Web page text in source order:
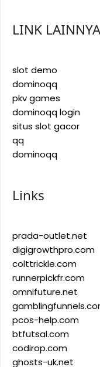
LINK LAINNYA
slot demo
dominoqq
pkv games
dominoqq login
situs slot gacor
qq
dominoqq
Links
prada-outlet.net
digigrowthpro.com
colttrickle.com
runnerpickfr.com
omnifuture.net
pcos-help.com
btfutsal.com
codirop.com
ghosts-uk.net